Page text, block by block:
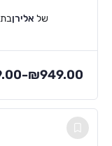
של אלירן
–₪949.00